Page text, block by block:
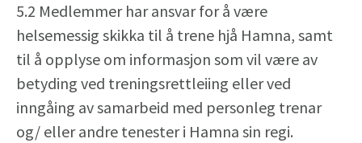
5.2 Medlemmer har ansvar for å være
helsemessig skikka til å trene hjå Hamna, samt
til å opplyse om informasjon som vil være av
betyding ved treningsrettleiing eller ved
inngåing av samarbeid med personleg trenar
og/ eller andre tenester i Hamna sin regi.